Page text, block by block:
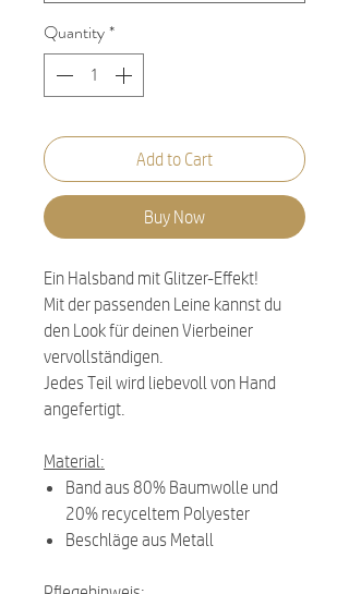
Quantity*
Add to Cart
Buy Now
Ein Halsband mit Glitzer-Effekt!
Mit der passenden Leine kannst du
den Look für deinen Vierbeiner
vervollständigen.
Jedes Teil wird liebevoll von Hand
angefertigt.
Material:
Band aus 80% Baumwolle und
20% recyceltem Polyester
Beschläge aus Metall